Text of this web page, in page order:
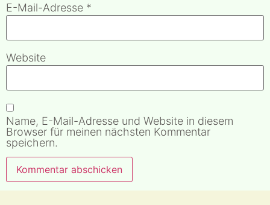
E-Mail-Adresse *
Website
Name, E-Mail-Adresse und Website in diesem
Browser für meinen nächsten Kommentar
speichern.